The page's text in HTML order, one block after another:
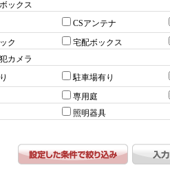
ックス
CSアンテナ
ク 宅配ボックス
カメラ
駐車場有り
専用庭
照明器具